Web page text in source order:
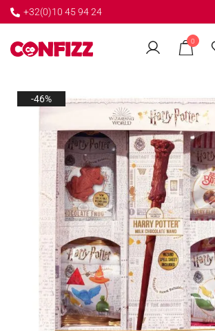
+32(0)10 45 94 24
0
← GO BACK
-46%